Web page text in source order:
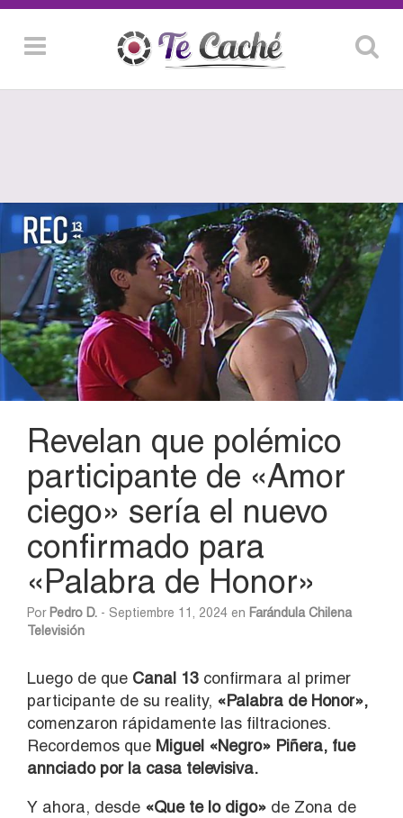
Revelan que polémico
participante de «Amor
ciego» sería el nuevo
confirmado para
«Palabra de Honor»
Por Pedro D. - Septiembre 11, 2024 en Farándula Chilena
Televisión
Luego de que Canal 13 confirmara al primer
participante de su reality, «Palabra de Honor»,
comenzaron rápidamente las filtraciones.
Recordemos que Miguel «Negro» Piñera, fue
annciado por la casa televisiva.
Y ahora, desde «Que te lo digo» de Zona de